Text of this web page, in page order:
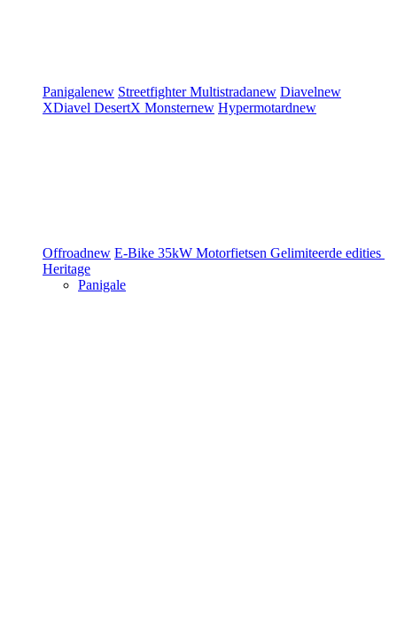
Panigalenew StreetfighterMultistradanew Diavelnew
XDiavel DesertX Monsternew Hypermotardnew
Offroadnew E-Bike 35kW Motorfietsen Gelimiteerde edities
Heritage
Panigale